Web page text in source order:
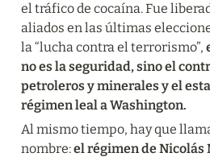
el tráfico de cocaína. Fue
aliados en las últimas
la “lucha contra el terrorismo”,
no es la seguridad, sino el
petroleros y minerales y el
régimen leal a Washington.
Al mismo tiempo, hay que
nombre: el régimen de Nicolás